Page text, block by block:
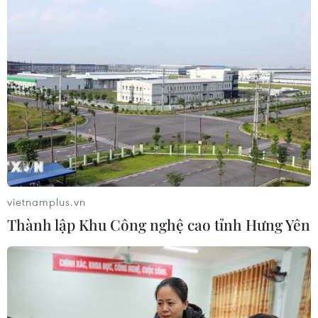
Theo dõi VietnamPlus
TIN LIÊN QUAN
vietnamplus.vn
Thành lập Khu Công nghệ cao tỉnh Hưng Yên